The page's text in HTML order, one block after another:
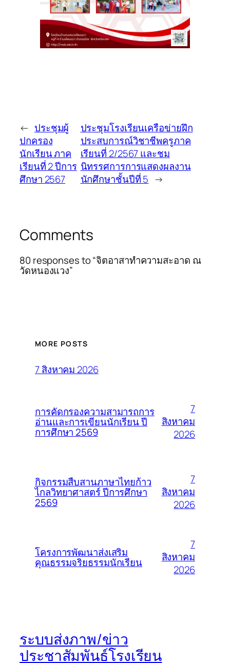
← ประชุมผู้
ปกครอง
นักเรียน ภาค
เรียนที่ 2 ปีการ
ศึกษา 2567
ประชุมโรงเรียนเครือข่ายฝึก
ประสบการณ์วิชาชีพครูภาค
เรียนที่ 2/2567 และชม
นิทรรศการการแสดงผลงาน
นักศึกษาชั้นปีที่ 5 →
Comments
80 responses to “จิตอาสาทำความสะอาด ณ
วัดหนองแวง”
MORE POSTS
7 สิงหาคม 2026
การคัดกรองความสามารถการ
อ่านและการเขียนนักเรียน ปี
การศึกษา 2569
7
สิงหาคม
2026
กิจกรรมสืบสานภาษาไทยก้าว
ไกลวิทยาศาสตร์ ปีการศึกษา
2569
7
สิงหาคม
2026
โครงการพัฒนาส่งเสริม
คุณธรรมจริยธรรมนักเรียน
7
สิงหาคม
2026
ระบบส่งภาพ/ข่าว
ประชาสัมพันธ์โรงเรียน